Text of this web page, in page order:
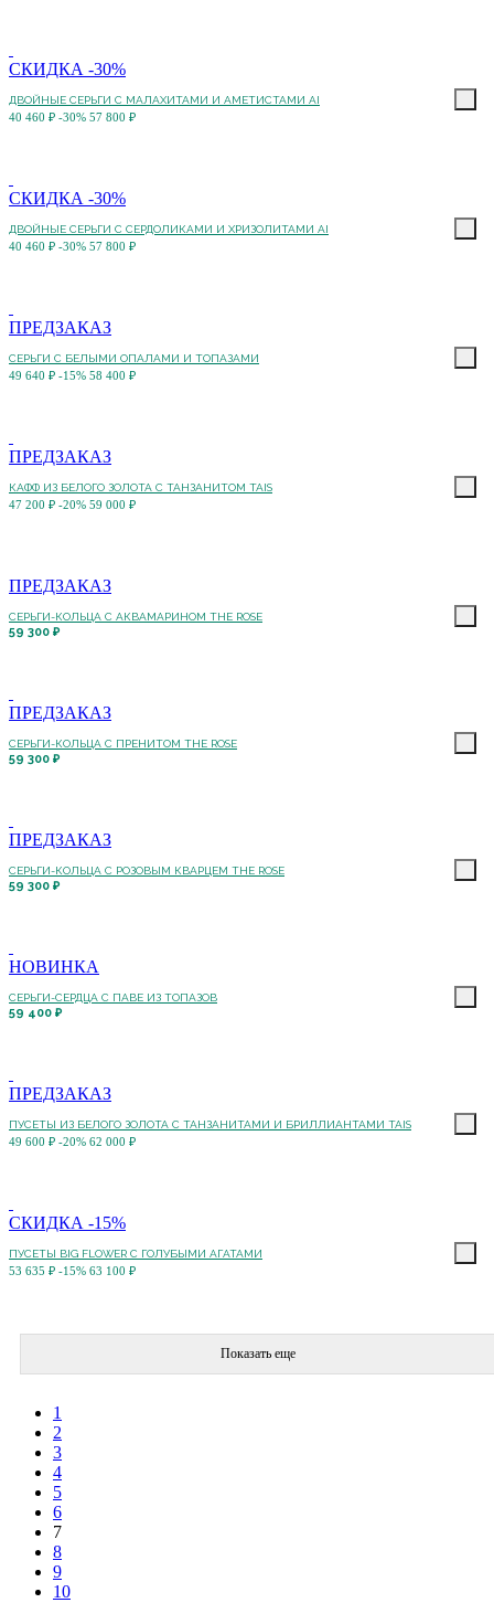
СКИДКА -30%
ДВОЙНЫЕ СЕРЬГИ С МАЛАХИТАМИ И АМЕТИСТАМИ AI
40 460 ₽ -30% 57 800 ₽
СКИДКА -30%
ДВОЙНЫЕ СЕРЬГИ С СЕРДОЛИКАМИ И ХРИЗОЛИТАМИ AI
40 460 ₽ -30% 57 800 ₽
ПРЕДЗАКАЗ
СЕРЬГИ С БЕЛЫМИ ОПАЛАМИ И ТОПАЗАМИ
49 640 ₽ -15% 58 400 ₽
ПРЕДЗАКАЗ
КАФФ ИЗ БЕЛОГО ЗОЛОТА С ТАНЗАНИТОМ TAIS
47 200 ₽ -20% 59 000 ₽
ПРЕДЗАКАЗ
СЕРЬГИ-КОЛЬЦА С АКВАМАРИНОМ THE ROSE
59 300 ₽
ПРЕДЗАКАЗ
СЕРЬГИ-КОЛЬЦА С ПРЕНИТОМ THE ROSE
59 300 ₽
ПРЕДЗАКАЗ
СЕРЬГИ-КОЛЬЦА С РОЗОВЫМ КВАРЦЕМ THE ROSE
59 300 ₽
НОВИНКА
СЕРЬГИ-СЕРДЦА С ПАВЕ ИЗ ТОПАЗОВ
59 400 ₽
ПРЕДЗАКАЗ
ПУСЕТЫ ИЗ БЕЛОГО ЗОЛОТА С ТАНЗАНИТАМИ И БРИЛЛИАНТАМИ TAIS
49 600 ₽ -20% 62 000 ₽
СКИДКА -15%
ПУСЕТЫ BIG FLOWER С ГОЛУБЫМИ АГАТАМИ
53 635 ₽ -15% 63 100 ₽
Показать еще
1
2
3
4
5
6
7
8
9
10